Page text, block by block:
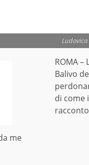
Ludovica
me
ROMA –
Balivo
di come